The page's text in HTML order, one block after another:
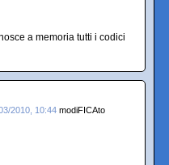
a memoria tutti i codici
2010, 10:44 modiFICAto